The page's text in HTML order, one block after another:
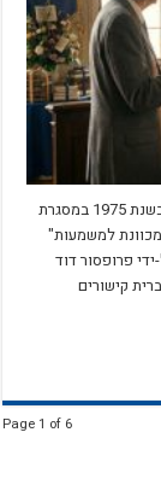
תרגום הרצאתו של ויקטור פרנקל בארמון המלוכה בווינה בשנת 1975 במסגרת
למשמעות"
על-ידי פרופסור דוד
המאמר 6 עמודים בעברית קישורים
Page 1 of 6